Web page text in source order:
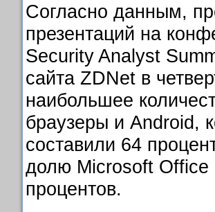
Согласно данным,
презентаций на
Security Analyst
сайта ZDNet в
наибольшее
браузеры и Android,
составили 64
долю Microsoft Office
процентов.